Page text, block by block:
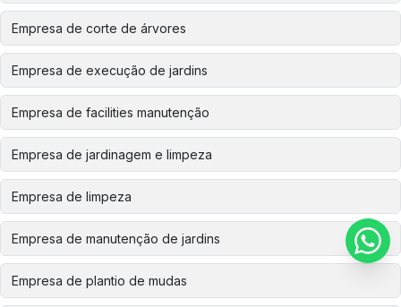
Empresa de corte de árvores
Empresa de execução de jardins
Empresa de facilities manutenção
Empresa de jardinagem e limpeza
Empresa de limpeza
Empresa de manutenção de jardins
Empresa de plantio de mudas